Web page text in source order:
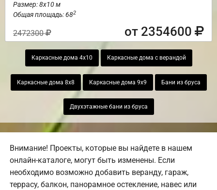
Размер: 8х10 м
Общая площадь: 682
2472300 от 2354600
Каркасные дома 4х10 Каркасные дома с верандой
Каркасные дома 8х8 Каркасные дома 9х9 Бани из бруса
Двухэтажные бани из бруса
Внимание! Проекты, которые вы найдете в нашем
онлайн-каталоге, могут быть изменены. Если
необходимо возможно добавить веранду, гараж,
террасу, балкон, панорамное остекление, навес или